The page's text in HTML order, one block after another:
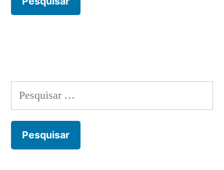
Pesquisar
por: